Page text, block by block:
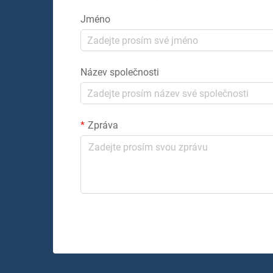
Jméno
Název společnosti
Zpráva